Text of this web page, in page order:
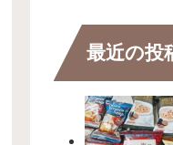
最近の投